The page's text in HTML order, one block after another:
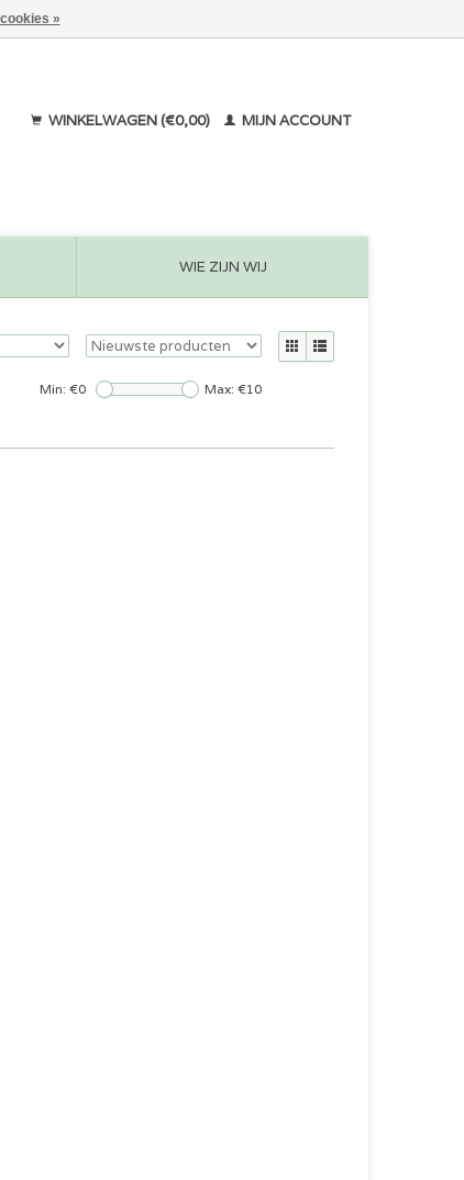
WINKELWAGEN (€0,00) MIJN ACCOUNT
WIE ZIJN WIJ
Min: €0 Max: €10
»